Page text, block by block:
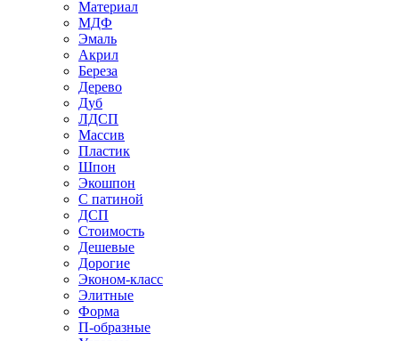
Материал
МДФ
Эмаль
Акрил
Береза
Дерево
Дуб
ЛДСП
Массив
Пластик
Шпон
Экошпон
С патиной
ДСП
Стоимость
Дешевые
Дорогие
Эконом-класс
Элитные
Форма
П-образные